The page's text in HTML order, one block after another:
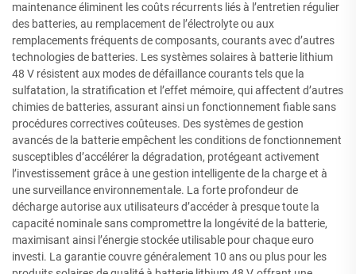
maintenance éliminent les coûts récurrents liés à l’entretien régulier
des batteries, au remplacement de l’électrolyte ou aux
remplacements fréquents de composants, courants avec d’autres
technologies de batteries. Les systèmes solaires à batterie lithium
48 V résistent aux modes de défaillance courants tels que la
sulfatation, la stratification et l’effet mémoire, qui affectent d’autres
chimies de batteries, assurant ainsi un fonctionnement fiable sans
procédures correctives coûteuses. Des systèmes de gestion
avancés de la batterie empêchent les conditions de fonctionnement
susceptibles d’accélérer la dégradation, protégeant activement
l’investissement grâce à une gestion intelligente de la charge et à
une surveillance environnementale. La forte profondeur de
décharge autorise aux utilisateurs d’accéder à presque toute la
capacité nominale sans compromettre la longévité de la batterie,
maximisant ainsi l’énergie stockée utilisable pour chaque euro
investi. La garantie couvre généralement 10 ans ou plus pour les